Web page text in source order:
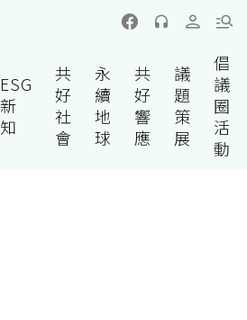
ESG
新
知
共
好
社
會
永
續
地
球
共
好
響
應
議
題
策
展
倡
議
圈
活
動